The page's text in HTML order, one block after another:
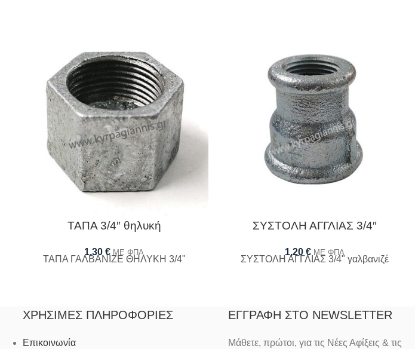
ΤΑΠΑ 3/4″ θηλυκή
1,30 € ΜΕ ΦΠΑ
ΤΑΠΑ ΓΑΛΒΑΝΙΖΕ ΘΗΛΥΚΗ 3/4"
ΣΥΣΤΟΛΗ ΑΓΓΛΙΑΣ 3/4″
1,20 € ΜΕ ΦΠΑ
ΣΥΣΤΟΛΗ ΑΓΓΛΙΑΣ 3/4" γαλβανιζέ
ΧΡΉΣΙΜΕΣ ΠΛΗΡΟΦΟΡΊΕΣ
Επικοινωνία
ΕΓΓΡΑΦΉ ΣΤΟ NEWSLETTER
Μάθετε, πρώτοι, για τις Νέες Αφίξεις & τις